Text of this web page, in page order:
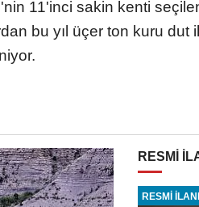
11'inci sakin kenti
bu yıl üçer ton kuru dut
RESMİ
RESMİ